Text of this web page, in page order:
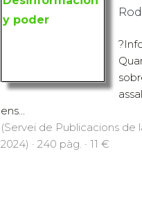
ens...
(Servei de Publicacions de
2024) · 240 pàg. · 11 €